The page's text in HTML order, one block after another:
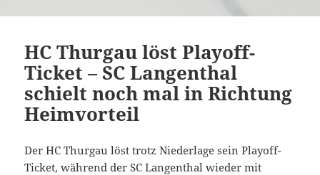
HC Thurgau löst Playoff-
Ticket – SC Langenthal
schielt noch mal in Richtung
Heimvorteil
Der HC Thurgau löst trotz Niederlage sein Playoff-
Ticket, während der SC Langenthal wieder mit